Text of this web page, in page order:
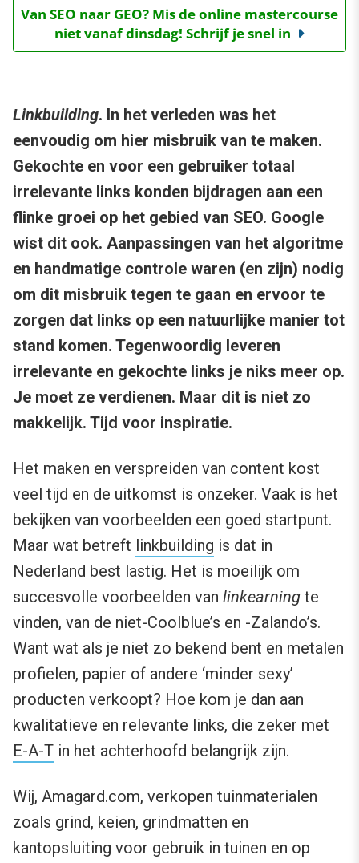
Van SEO naar GEO? Mis de online mastercourse
niet vanaf dinsdag! Schrijf je snel in
Linkbuilding. In het verleden was het
eenvoudig om hier misbruik van te maken.
Gekochte en voor een gebruiker totaal
irrelevante links konden bijdragen aan een
flinke groei op het gebied van SEO. Google
wist dit ook. Aanpassingen van het algoritme
en handmatige controle waren (en zijn) nodig
om dit misbruik tegen te gaan en ervoor te
zorgen dat links op een natuurlijke manier tot
stand komen. Tegenwoordig leveren
irrelevante en gekochte links je niks meer op.
Je moet ze verdienen. Maar dit is niet zo
makkelijk. Tijd voor inspiratie.
Het maken en verspreiden van content kost
veel tijd en de uitkomst is onzeker. Vaak is het
bekijken van voorbeelden een goed startpunt.
Maar wat betreft linkbuilding is dat in
Nederland best lastig. Het is moeilijk om
succesvolle voorbeelden van linkearning te
vinden, van de niet-Coolblue’s en -Zalando’s.
Want wat als je niet zo bekend bent en metalen
profielen, papier of andere ‘minder sexy’
producten verkoopt? Hoe kom je dan aan
kwalitatieve en relevante links, die zeker met
E-A-T in het achterhoofd belangrijk zijn.
Wij, Amagard.com, verkopen tuinmaterialen
zoals grind, keien, grindmatten en
kantopsluiting voor gebruik in tuinen en op